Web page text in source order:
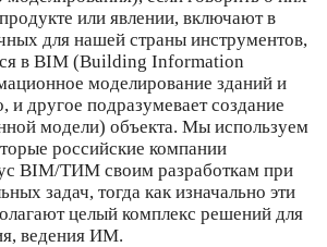
или явлении, включают в
для нашей страны инструментов,
в BIM (Building Information
моделирование зданий и
другое подразумевает создание
модели) объекта. Мы используем
российские компании
BIM/ТИМ своим разработкам при
задач, тогда как изначально эти
целый комплекс решений для
ведения ИМ.